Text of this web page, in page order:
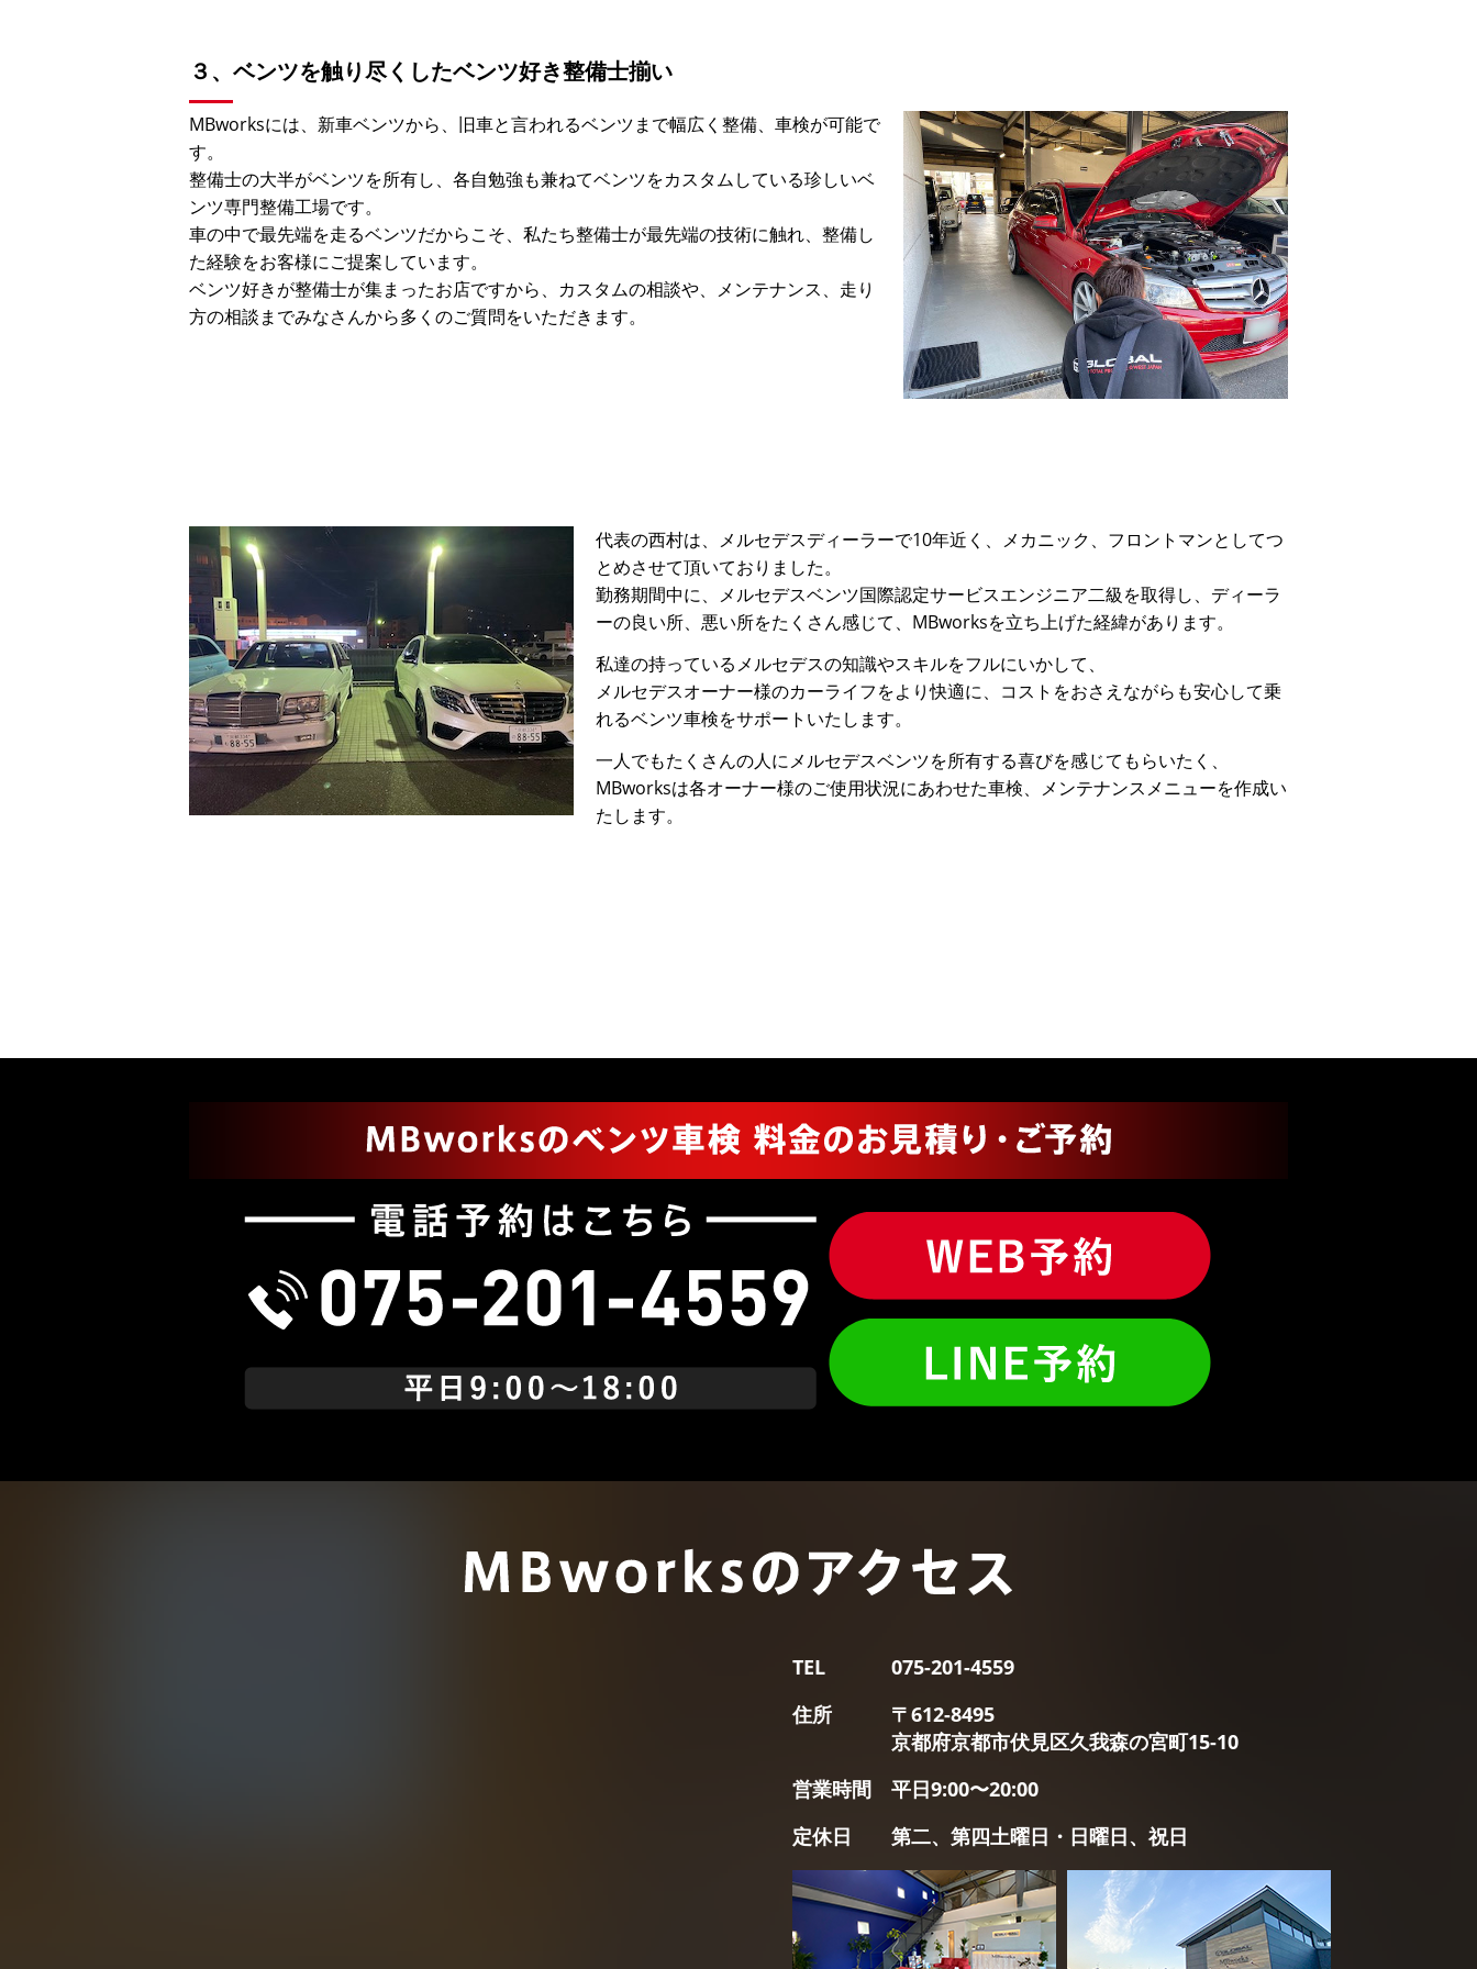
３、ベンツを触り尽くしたベンツ好き整備士揃い
MBworksには、新車ベンツから、旧車と言われるベンツまで幅広く整備、車検が可能で
す。
整備士の大半がベンツを所有し、各自勉強も兼ねてベンツをカスタムしている珍しいベ
ンツ専門整備工場です。
車の中で最先端を走るベンツだからこそ、私たち整備士が最先端の技術に触れ、整備し
た経験をお客様にご提案しています。
ベンツ好きが整備士が集まったお店ですから、カスタムの相談や、メンテナンス、走り
方の相談までみなさんから多くのご質問をいただきます。
代表の西村は、メルセデスディーラーで10年近く、メカニック、フロントマンとしてつ
とめさせて頂いておりました。
勤務期間中に、メルセデスベンツ国際認定サービスエンジニア⼆級を取得し、ディーラ
ーの良い所、悪い所をたくさん感じて、MBworksを立ち上げた経緯があります。
私達の持っているメルセデスの知識やスキルをフルにいかして、
メルセデスオーナー様のカーライフをより快適に、コストをおさえながらも安心して乗
れるベンツ車検をサポートいたします。
一人でもたくさんの人にメルセデスベンツを所有する喜びを感じてもらいたく、
MBworksは各オーナー様のご使用状況にあわせた車検、メンテナンスメニューを作成い
たします。
TEL
075-201-4559
住所
〒612-8495
京都府京都市伏⾒区久我森の宮町15-10
営業時間
平⽇9:00〜20:00
定休日
第二、第四土曜日・日曜日、祝日